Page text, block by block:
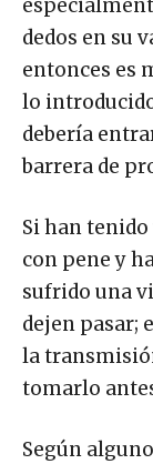
dedos en su
entonces es
lo
debería
barrera de
Si han
con pene y
sufrido una
dejen pasar;
la
tomarlo
Según